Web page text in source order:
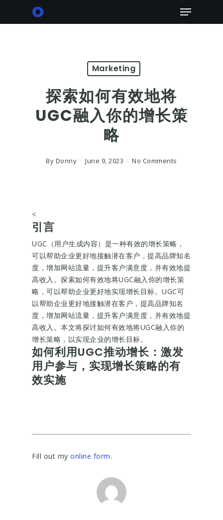
Menu
Marketing
探索如何有效地将
UGC融入你的增长策
略
By Donny June 9, 2023 No Comments
<
引言
UGC（用户生成内容）是一种有效的增长策略，
可以帮助企业更好地接触潜在客户，提高品牌知名
度，增加网站流量，提升客户满意度，并有效地提
高收入。探索如何有效地将UGC融入你的增长策
略，可以帮助企业更好地实现增长目标。UGC可
以帮助企业更好地接触潜在客户，提高品牌知名
度，增加网站流量，提升客户满意度，并有效地提
高收入。本文将探讨如何有效地将UGC融入你的
增长策略，以实现企业的增长目标。
如何利用UGC推动增长：激发
用户参与，实现增长策略的有
效实施
Fill out my online form.